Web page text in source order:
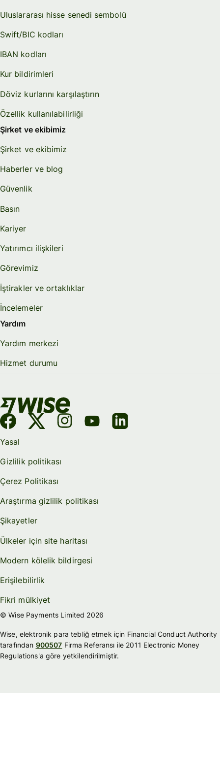
Uluslararası hisse senedi sembolü
Swift/BIC kodları
IBAN kodları
Kur bildirimleri
Döviz kurlarını karşılaştırın
Özellik kullanılabilirliği
Şirket ve ekibimiz
Şirket ve ekibimiz
Haberler ve blog
Güvenlik
Basın
Kariyer
Yatırımcı ilişkileri
Görevimiz
İştirakler ve ortaklıklar
İncelemeler
Yardım
Yardım merkezi
Hizmet durumu
Yasal
Gizlilik politikası
Çerez Politikası
Araştırma gizlilik politikası
Şikayetler
Ülkeler için site haritası
Modern kölelik bildirgesi
Erişilebilirlik
Fikri mülkiyet
© Wise Payments Limited 2026
Wise, elektronik para tebliğ etmek için Financial Conduct Authority
tarafından 900507 Firma Referansı ile 2011 Electronic Money
Regulations'a göre yetkilendirilmiştir.